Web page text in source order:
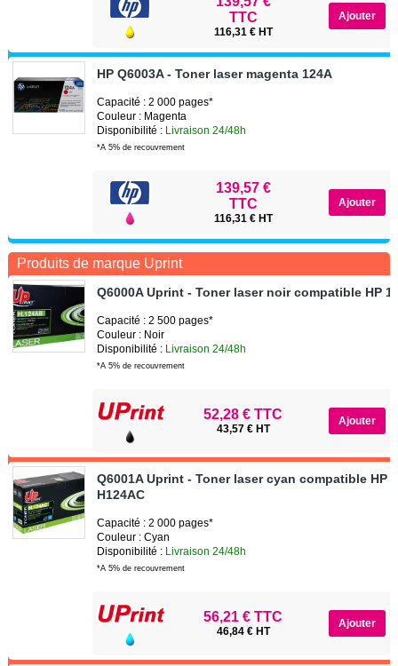
TTC
116,31 € HT
HP Q6003A - Toner laser magenta 124A
Capacité : 2 000 pages*
Couleur : Magenta
Disponibilité : Livraison 24/48h
*A 5% de recouvrement
139,57 €
TTC
116,31 € HT
Produits de marque Uprint
Q6000A Uprint - Toner laser noir compatible HP
Capacité : 2 500 pages*
Couleur : Noir
Disponibilité : Livraison 24/48h
*A 5% de recouvrement
52,28 € TTC
43,57 € HT
Q6001A Uprint - Toner laser cyan compatible HP
H124AC
Capacité : 2 000 pages*
Couleur : Cyan
Disponibilité : Livraison 24/48h
*A 5% de recouvrement
56,21 € TTC
46,84 € HT